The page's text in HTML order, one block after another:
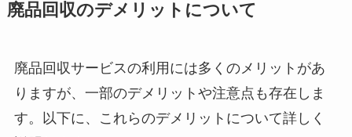
廃品回収のデメリットについて
廃品回収サービスの利用には多くのメリットがあ
りますが、一部のデメリットや注意点も存在しま
す。以下に、これらのデメリットについて詳しく